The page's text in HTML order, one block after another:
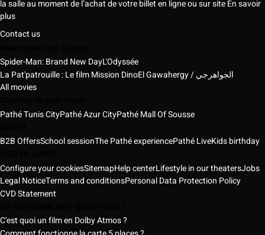
la salle au moment de l’achat de votre billet en ligne ou sur siteEn savoir
plus
Contact us
Spider-Man: Brand New DayL'Odyssée
La Pat'patrouille : Le film Mission Dino
El Gawahergy / الجواهرجي
All movies
Pathé Tunis CityPathé Azur CityPathé Mall Of Sousse
B2B OffersSchool sessionThe Pathé experiencePathé LiveKids birthday
Configure your cookiesSitemapHelp centerLifestyle in our theatersJobs
Legal NoticeTerms and conditionsPersonal Data Protection Policy
CVD Statement
C'est quoi un film en Dolby Atmos ?